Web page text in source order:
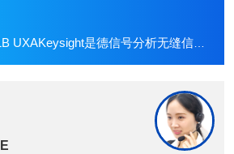
UXAKeysight是德信号分析无缝信号捕获与分析